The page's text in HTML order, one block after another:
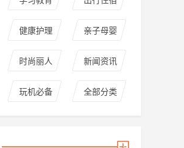
健康护理 亲子母婴
时尚丽人 新闻资讯
玩机必备 全部分类